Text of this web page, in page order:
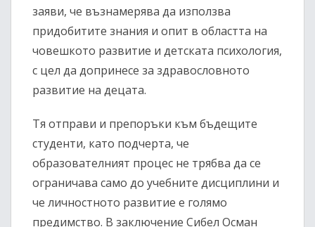
заяви, че възнамерява да използва
придобитите знания и опит в областта на
човешкото развитие и детската психология,
с цел да допринесе за здравословното
развитие на децата.
Тя отправи и препоръки към бъдещите
студенти, като подчерта, че
образователният процес не трябва да се
ограничава само до учебните дисциплини и
че личностното развитие е голямо
предимство. В заключение Сибел Осман